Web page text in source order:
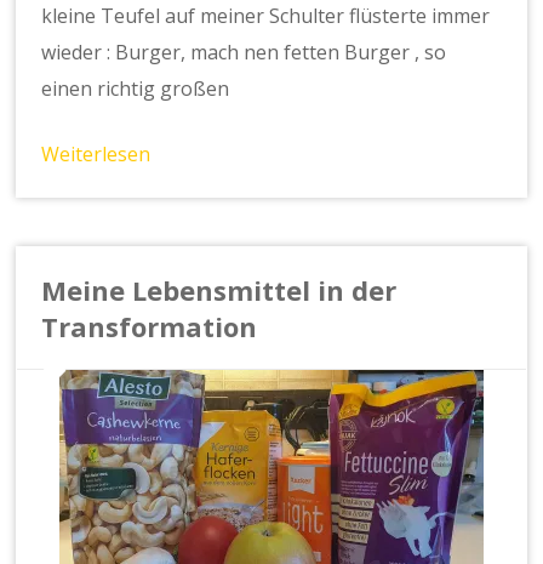
kleine Teufel auf meiner Schulter flüsterte immer
wieder : Burger, mach nen fetten Burger , so
einen richtig großen
Weiterlesen
Meine Lebensmittel in der
Transformation